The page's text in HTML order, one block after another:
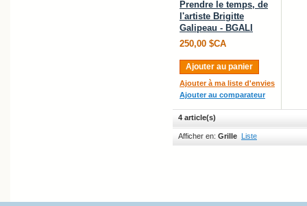
Prendre le temps, de
l'artiste Brigitte
Galipeau - BGALI
250,00 $CA
Ajouter au panier
Ajouter à ma liste d'envies
Ajouter au comparateur
4 article(s)
Afficher en: Grille Liste